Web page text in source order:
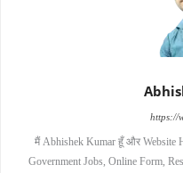
https://
मैं Abhishek Kumar हूँ और Website
Government Jobs, Online Form,